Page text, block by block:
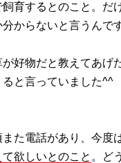
育するとのこと。だ
からないと言うんで
好物だと教えてあげ
と言っていました^^
た電話があり、今度
欲しいとのこと 。ど